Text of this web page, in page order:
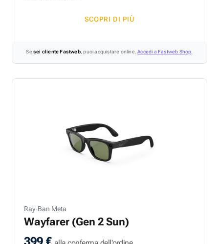
SCOPRI DI PIÙ
Sesei cliente Fastweb, puoi acquistare online.Accedi a Fastweb Shop
Ray-Ban Meta
Wayfarer (Gen 2 Sun)